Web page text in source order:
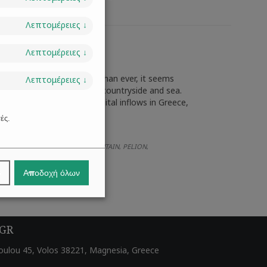
of life. Today, more than ever, it seems
environment, near the countryside and sea.
investment and capital inflows in Greece,
,LAWYER,MAGNESIA,MOUNTAIN, PELION,
45, Volos 38221, Magnesia, Greece
Λεπτομέρειες ↓
Λεπτομέρειες ↓
Λεπτομέρειες ↓
Αποδοχή όλων